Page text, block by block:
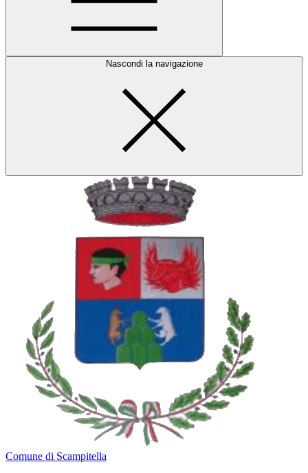
Nascondi la navigazione
Comune di Scampitella